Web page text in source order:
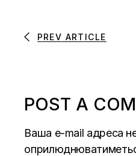
PREV ARTICLE
POST A
Ваша e-mail адреса